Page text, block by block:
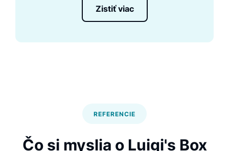
Zistiť viac
REFERENCIE
Čo si myslia o Luigi's Box